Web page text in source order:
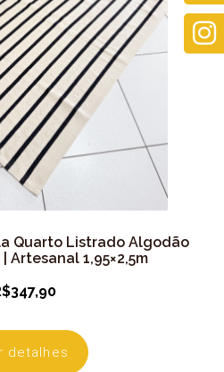
Quarto Listrado Algodão
Artesanal 1,95×2,5m
347,90
detalhes